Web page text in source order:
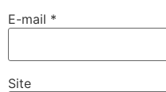
E-mail *
Site